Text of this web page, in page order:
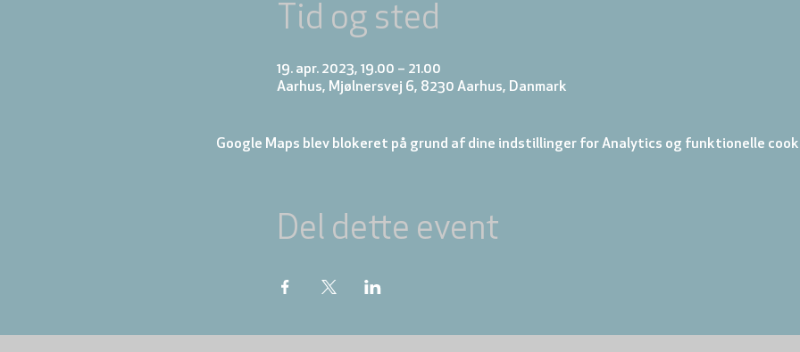
Tid og sted
19. apr. 2023, 19.00 – 21.00
Aarhus, Mjølnersvej 6, 8230 Aarhus, Danmark
Google Maps blev blokeret på grund af dine indstillinger for Analytics og funktionelle
Del dette event